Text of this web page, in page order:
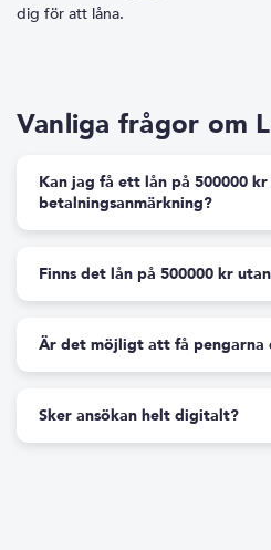
dig för att låna.
Vanliga frågor om
Kan jag få ett lån på 500000
betalningsanmärkning?
Finns det lån på 500000 kr
Är det möjligt att få
Sker ansökan helt digitalt?